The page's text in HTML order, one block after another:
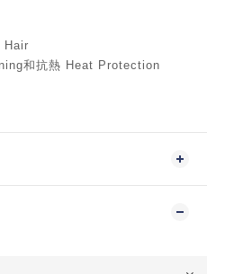
Hair
和抗熱 Heat Protection